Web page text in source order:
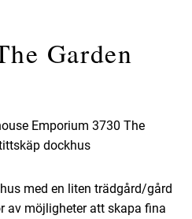
Garden
Emporium 3730 The
dockhus
med en liten trädgård/gård
av möjligheter att skapa fina